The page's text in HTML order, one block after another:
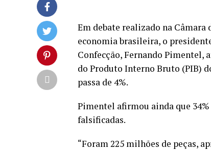
Em debate realizado na
economia brasileira, o
Confecção, Fernando Pimentel,
do Produto Interno Bruto (PIB)
passa de 4%.
Pimentel afirmou ainda que
falsificadas.
“Foram 225 milhões de peças,